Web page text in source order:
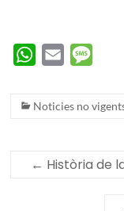
W
a
A
s
g
Noticies no
← Història de